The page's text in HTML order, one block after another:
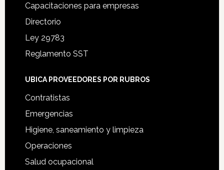
Capacitaciones para empresas
Directorio
Ley 29783
Reglamento SST
UBICA PROVEEDORES POR RUBROS
Contratistas
Emergencias
Higiene, saneamiento y limpieza
Operaciones
Salud ocupacional